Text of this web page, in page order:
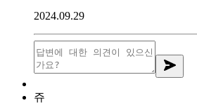
2024.09.29
쥬